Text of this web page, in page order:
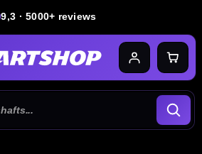
9,3 · 5000+ reviews